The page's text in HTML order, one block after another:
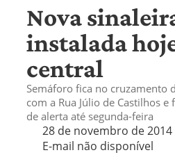
Nova
instalada
central
Semáforo fica no cruzamento
com a Rua Júlio de Castilhos
de alerta até segunda-feira
28 de novembro de 2014
E-mail não disponível